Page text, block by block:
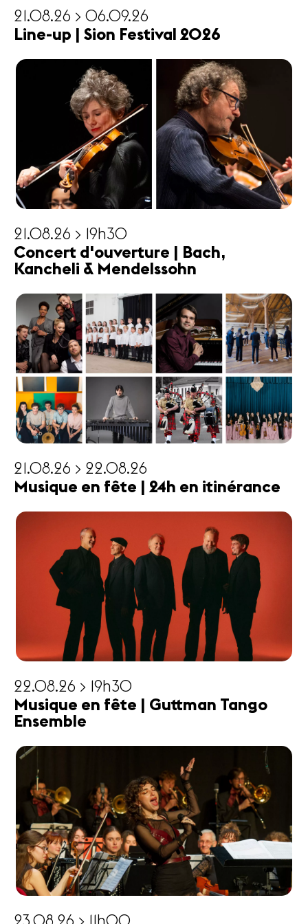
21.08.26 > 06.09.26
Line-up | Sion Festival 2026
21.08.26 > 19h30
Concert d'ouverture | Bach,
Kancheli & Mendelssohn
21.08.26 > 22.08.26
Musique en fête | 24h en itinérance
22.08.26 > 19h30
Musique en fête | Guttman Tango
Ensemble